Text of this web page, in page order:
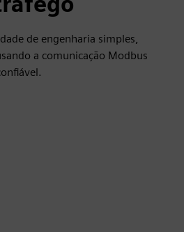
de engenharia simples,
a comunicação Modbus